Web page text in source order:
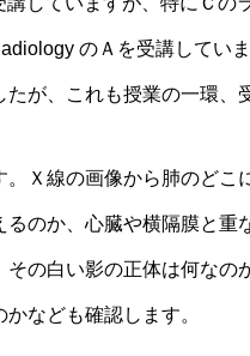
のＡを受講してい
が、これも授業の一環、
Ｘ線の画像から肺のどこ
のか、心臓や横隔膜と重
の白い影の正体は何なの
なども確認します。